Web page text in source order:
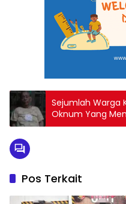
Sejumlah Warga
Oknum Yang
Pos Terkait